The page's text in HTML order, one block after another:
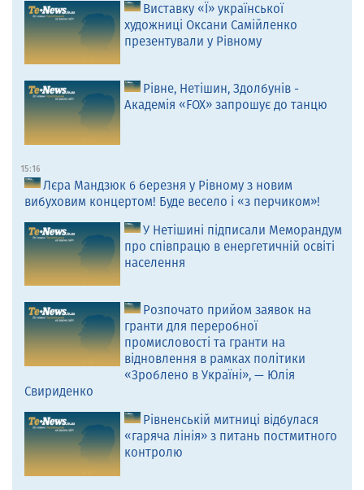
Виставку «Ї» української
художниці Оксани Самійленко
презентували у Рівному
Рівне, Нетішин, Здолбунів -
Академія «FOX» запрошує до танцю
15:16
Лєра Мандзюк 6 березня у Рівному з новим
вибуховим концертом! Буде весело і «з перчиком»!
У Нетішині підписали Меморандум
про співпрацю в енергетичній освіті
населення
Розпочато прийом заявок на
гранти для переробної
промисловості та гранти на
відновлення в рамках політики
«Зроблено в Україні», — Юлія
Свириденко
Рівненській митниці відбулася
«гаряча лінія» з питань постмитного
контролю